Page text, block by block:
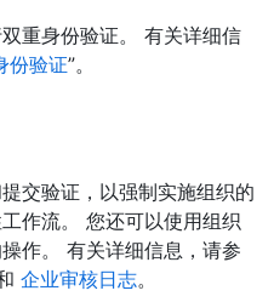
重身份验证。 有关详细信
份验证”。
交验证，以强制实施组织的
作流。 您还可以使用组织
作。 有关详细信息，请参
企业审核日志。